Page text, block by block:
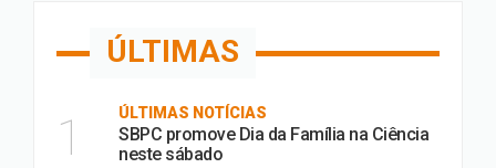
ÚLTIMAS
1 ÚLTIMAS NOTÍCIAS
SBPC promove Dia da Família na Ciência
neste sábado